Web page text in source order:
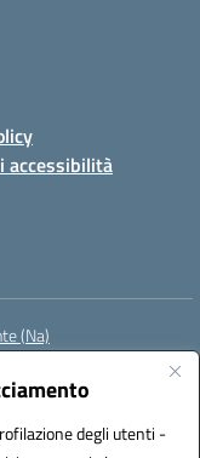
degli utenti -
accessibilità
(Na)